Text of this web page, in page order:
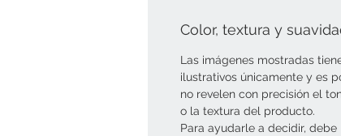
Color, textura y
Las imágenes mostradas
ilustrativos únicamente y es
no revelen con precisión el
o la textura del producto.
Para ayudarle a decidir, debe